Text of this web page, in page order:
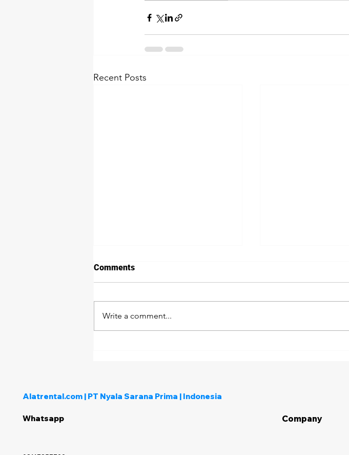
Recent Posts
Comments
Write a comment...
Alatrental.com | PT Nyala Sarana Prima | Indonesia
Whatsapp Company